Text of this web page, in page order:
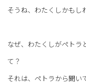
そうね、わたくしかもし
なぜ、わたくしがペトラ
て？
それは、ペトラから聞い